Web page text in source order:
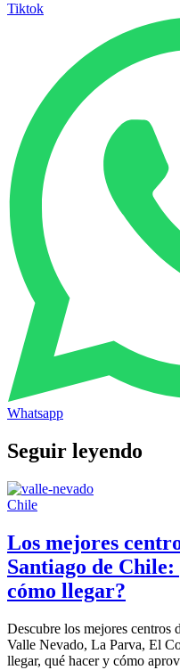
Tiktok
Whatsapp
Seguir leyendo
Chile
Los mejores
Santiago de
cómo llegar?
Descubre los mejores centros
Valle Nevado, La Parva, El
llegar, qué hacer y cómo